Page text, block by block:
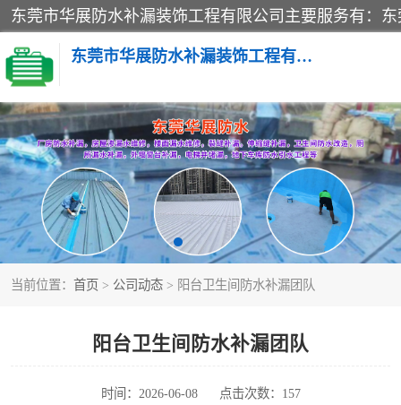
东莞市华展防水补漏装饰工程有限公司
当前位置： 首页 > 公司动态 > 阳台卫生间防水补漏团队
阳台卫生间防水补漏团队
时间：2026-06-08 点击次数：157
楼面防水补漏
阳台卫生间防水补漏
金属房搭建及补漏